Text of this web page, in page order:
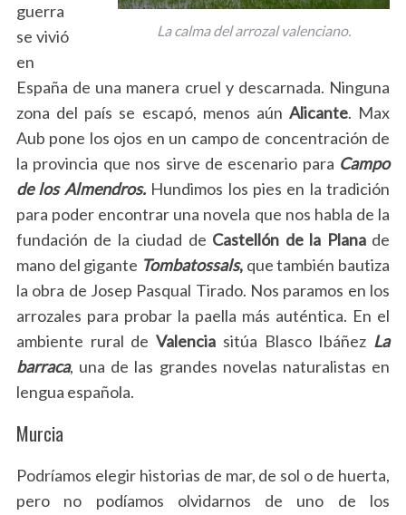
La calma del arrozal valenciano.
guerra
se vivió
en
España de una manera cruel y descarnada. Ninguna
zona del país se escapó, menos aún Alicante. Max
Aub pone los ojos en un campo de concentración de
la provincia que nos sirve de escenario para Campo
de los Almendros. Hundimos los pies en la tradición
para poder encontrar una novela que nos habla de la
fundación de la ciudad de Castellón de la Planade
mano del gigante Tombatossals, que también bautiza
la obra de Josep Pasqual Tirado. Nos paramos en los
arrozales para probar la paella más auténtica. En el
ambiente rural deValencia sitúa Blasco Ibáñez La
barraca, una de las grandes novelas naturalistas en
lengua española.
Murcia
Podríamos elegir historias de mar, de sol o de huerta,
pero no podíamos olvidarnos de uno de los